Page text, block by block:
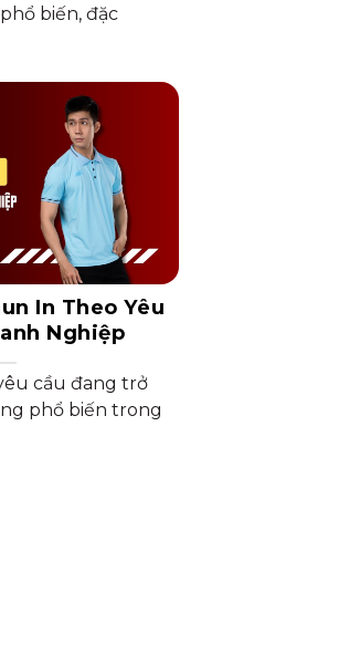
biến, đặc
In Theo Yêu
Nghiệp
cầu đang trở
phổ biến trong